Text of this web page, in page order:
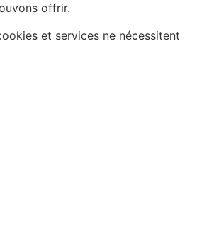
offrir.
et services ne nécessitent